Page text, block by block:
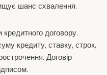
шанс схвалення.
договору.
кредиту, ставку, строк,
Договір